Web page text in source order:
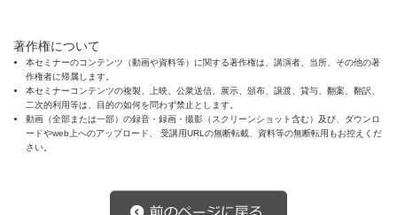
著作権について
本セミナーのコンテンツ（動画や資料等）に関する著作権は、講演者、当所、その他の著
作権者に帰属します。
本セミナーコンテンツの複製、上映、公衆送信、展示、頒布、譲渡、貸与、翻案、翻訳、
二次的利用等は、目的の如何を問わず禁止とします。
動画（全部または一部）の録音・録画・撮影（スクリーンショット含む）及び、ダウンロ
ードやweb上へのアップロード、 受講用URLの無断転載、資料等の無断転用もお控えくだ
さい。